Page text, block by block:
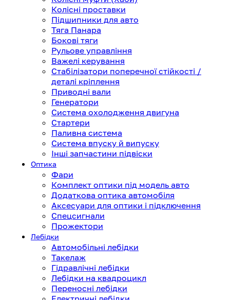
Колісні проставки
Підшипники для авто
Тяга Панара
Бокові тяги
Рульове управління
Важелі керування
Стабілізатори поперечної стійкості /
деталі кріплення
Приводні вали
Генератори
Система охолодження двигуна
Стартери
Паливна система
Система впуску й випуску
Інші запчастини підвіски
Оптика
Фари
Комплект оптики під модель авто
Додаткова оптика автомобіля
Аксесуари для оптики і підключення
Спецсигнали
Прожектори
Лебідки
Автомобільні лебідки
Такелаж
Гідравлічні лебідки
Лебідки на квадроцикл
Переносні лебідки